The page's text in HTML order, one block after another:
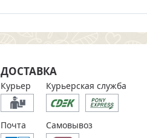
ДОСТАВКА
Курьер Курьерская служба
Почта Самовывоз